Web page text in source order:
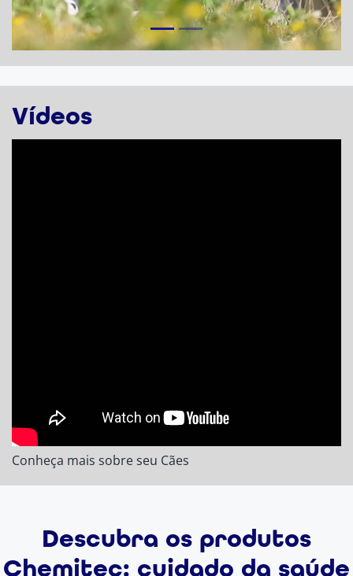
Vídeos
Conheça mais sobre seu Cães
Descubra os produtos
Chemitec: cuidado da saúde